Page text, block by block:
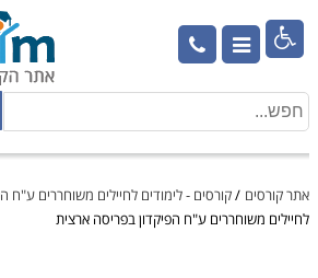

אתר קורסים /קורסים - לימודים לחיילים משוחררים ע"ח
לחיילים משוחררים ע"ח הפיקדון בפריסה ארצית